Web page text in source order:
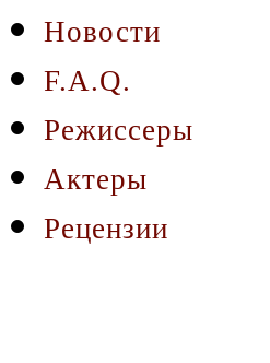
Новости
F.A.Q.
Режиссеры
Актеры
Рецензии